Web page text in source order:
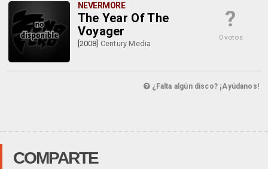
NEVERMORE
The Year Of The
Voyager
[2008] Century Media
?
0 votos
¿Falta algún disco? ¡Ayúdanos!
COMPARTE